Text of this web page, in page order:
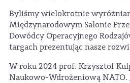
Byliśmy wielokrotnie
Międzynarodowym Salonie
Dowódcy Operacyjnego
targach prezentując nasze
W roku 2024 prof. Krzysztof
Naukowo-Wdrożeniową NATO.